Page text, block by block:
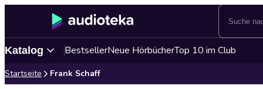
Katalog BestsellerNeue HörbücherTop 10 im Club
Startseite Frank Schaff